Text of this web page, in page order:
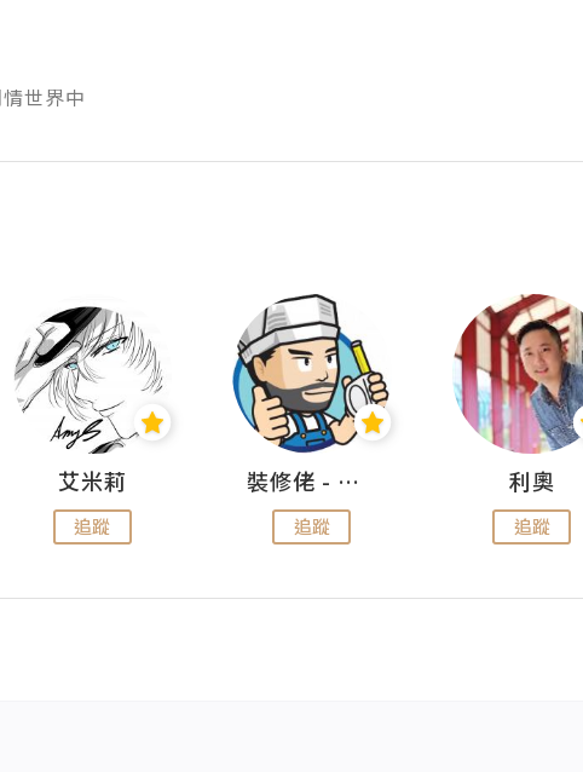
世界中
艾米莉
追蹤
裝修佬 - 香港一站式網上裝修平台
追蹤
利奧
追蹤